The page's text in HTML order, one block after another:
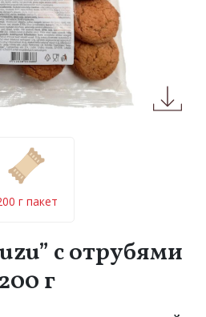
г пакет
с отрубями
200 г